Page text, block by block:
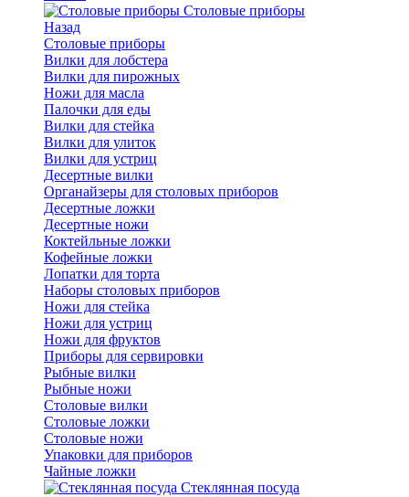
Cтоловые приборы
Назад
Cтоловые приборы
Вилки для лобстера
Вилки для пирожных
Ножи для масла
Палочки для еды
Вилки для стейка
Вилки для улиток
Вилки для устриц
Десертные вилки
Органайзеры для столовых приборов
Десертные ложки
Десертные ножи
Коктейльные ложки
Кофейные ложки
Лопатки для торта
Наборы столовых приборов
Ножи для стейка
Ножи для устриц
Ножи для фруктов
Приборы для сервировки
Рыбные вилки
Рыбные ножи
Столовые вилки
Столовые ложки
Столовые ножи
Упаковки для приборов
Чайные ложки
Стеклянная посуда